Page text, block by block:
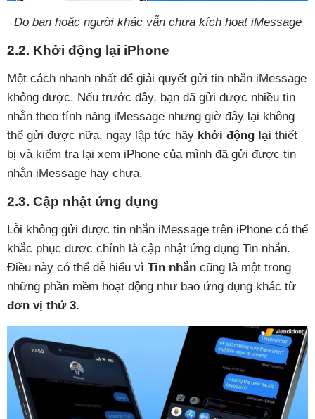
Do bạn hoặc người khác vẫn chưa kích hoạt iMessage
2.2. Khởi động lại iPhone
Một cách nhanh nhất để giải quyết gửi tin nhắn iMessage
không được. Nếu trước đây, bạn đã gửi được nhiều tin
nhắn theo tính năng iMessage nhưng giờ đây lại không
thể gửi được nữa, ngay lập tức hãy khởi động lại thiết
bị và kiểm tra lại xem iPhone của mình đã gửi được tin
nhắn iMessage hay chưa.
2.3. Cập nhật ứng dụng
Lỗi không gửi được tin nhắn iMessage trên iPhone có thể
khắc phục được chính là cập nhật ứng dụng Tin nhắn.
Điều này có thể dễ hiểu vì Tin nhắn cũng là một trong
những phần mềm hoạt động như bao ứng dụng khác từ
đơn vị thứ 3.